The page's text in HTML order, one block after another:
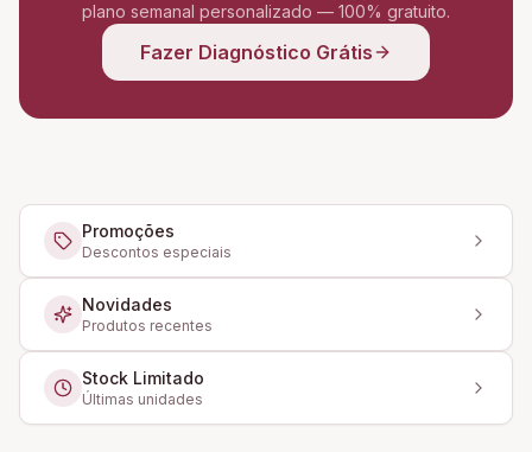
plano semanal personalizado — 100% gratuito.
Fazer Diagnóstico Grátis
Promoções
Descontos especiais
Novidades
Produtos recentes
Stock Limitado
Últimas unidades